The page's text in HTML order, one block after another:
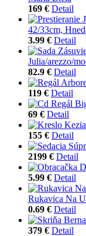
169 € Detail
42/33cm,
3.99 € Detail
Julia/arezzo/
82.9 € Detail
119 € Detail
69 € Detail
155 € Detail
2199 € Detail
5.99 € Detail
Rukavica Na
0.69 € Detail
379 € Detail